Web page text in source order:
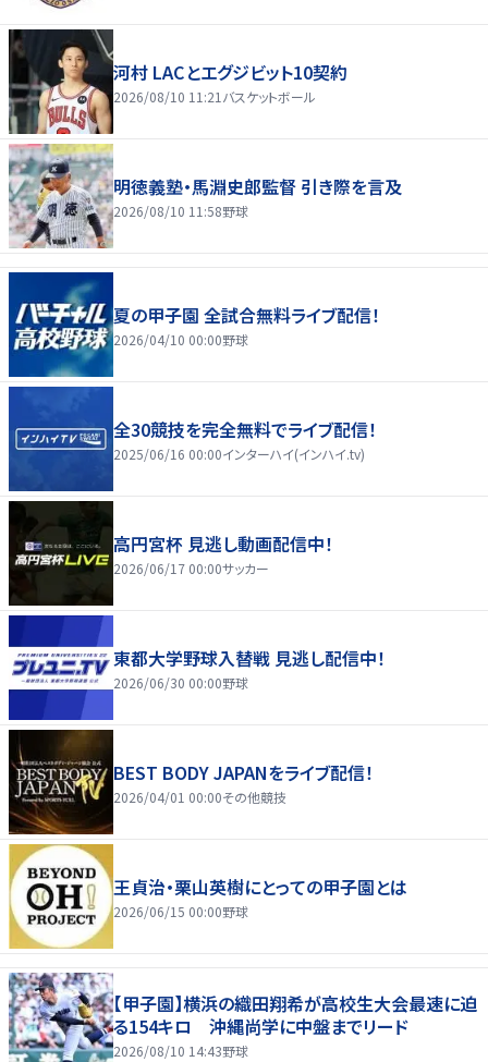
河村 LACとエグジビット10契約
2026/08/10 11:21 バスケットボール
明徳義塾・馬淵史郎監督 引き際を言及
2026/08/10 11:58野球
夏の甲子園 全試合無料ライブ配信！
2026/04/10 00:00野球
全30競技を完全無料でライブ配信！
2025/06/16 00:00インターハイ(インハイ.tv)
高円宮杯 見逃し動画配信中！
2026/06/17 00:00サッカー
東都大学野球入替戦 見逃し配信中！
2026/06/30 00:00野球
BEST BODY JAPANをライブ配信！
2026/04/01 00:00その他競技
王貞治・栗山英樹にとっての甲子園とは
2026/06/15 00:00野球
【甲子園】横浜の織田翔希が高校生大会最速に迫
る154キロ 沖縄尚学に中盤までリード
2026/08/10 14:43野球